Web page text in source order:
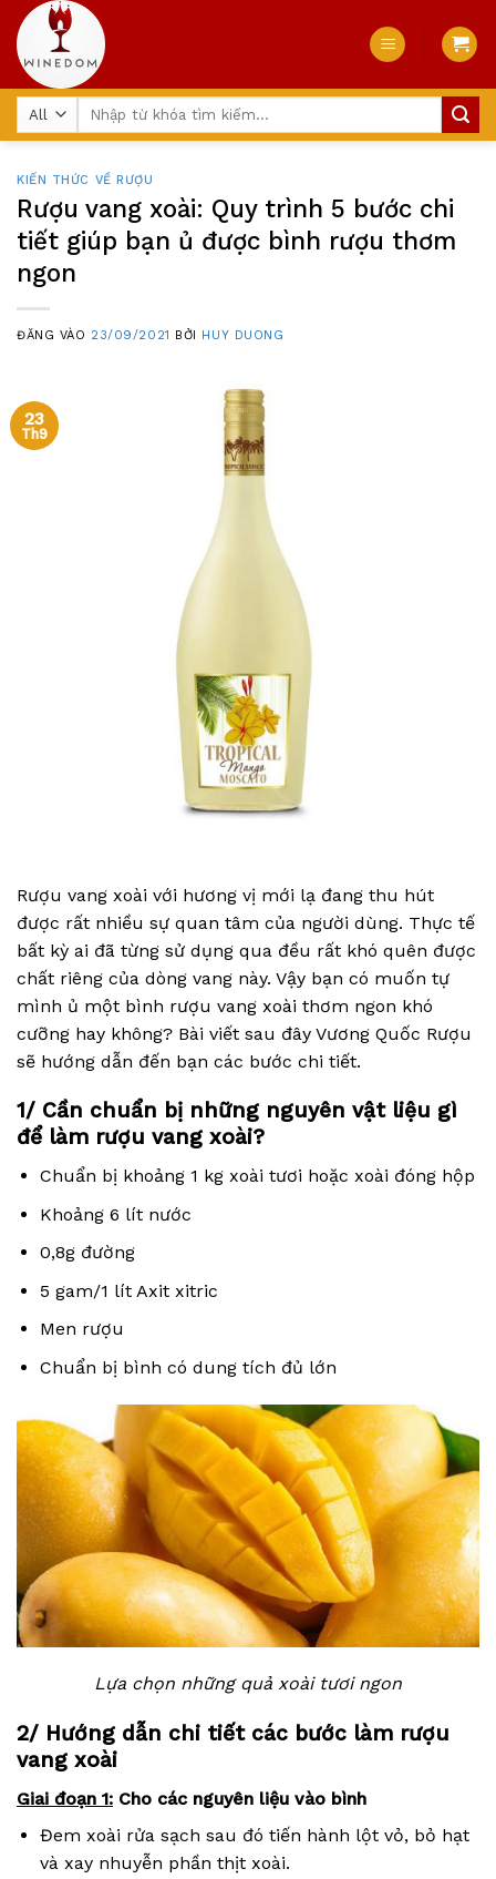
Skip
content
KIẾN THỨC VỀ RƯỢU
Rượu vang xoài: Quy trình 5 bước chi
tiết giúp bạn ủ được bình rượu thơm
ngon
ĐĂNG VÀO 23/09/2021 BỞI HUY DUONG
23
Th9
Rượu vang xoài với hương vị mới lạ đang thu hút
được rất nhiều sự quan tâm của người dùng. Thực tế
bất kỳ ai đã từng sử dụng qua đều rất khó quên được
chất riêng của dòng vang này. Vậy bạn có muốn tự
mình ủ một bình rượu vang xoài thơm ngon khó
cưỡng hay không? Bài viết sau đây Vương Quốc Rượu
sẽ hướng dẫn đến bạn các bước chi tiết.
1/ Cần chuẩn bị những nguyên vật liệu gì
để làm rượu vang xoài?
Chuẩn bị khoảng 1 kg xoài tươi hoặc xoài đóng hộp
Khoảng 6 lít nước
0,8g đường
5 gam/1 lít Axit xitric
Men rượu
Chuẩn bị bình có dung tích đủ lớn
Lựa chọn những quả xoài tươi ngon
2/ Hướng dẫn chi tiết các bước làm rượu
vang xoài
Giai đoạn 1: Cho các nguyên liệu vào bình
Đem xoài rửa sạch sau đó tiến hành lột vỏ, bỏ hạt
và xay nhuyễn phần thịt xoài.